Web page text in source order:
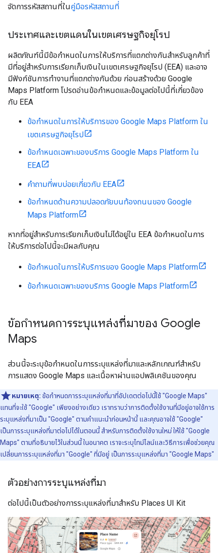
จัดการรหัสสถานที่ในคู่มือรหัสสถานที่
ประเทศและเขตแดนในเขตเศรษฐกิจยุโรป
ผลิตภัณฑ์นี้มีข้อกำหนดในการให้บริการที่แตกต่างกันสำหรับลูกค้าที่
มีที่อยู่สำหรับการเรียกเก็บเงินในเขตเศรษฐกิจยุโรป (EEA) และอาจ
มีฟังก์ชันการทำงานที่แตกต่างกันด้วย ก่อนสร้างด้วย Google
Maps Platform โปรดอ่านข้อกำหนดและข้อมูลต่อไปนี้ที่เกี่ยวข้อง
กับ EEA
ข้อกำหนดในการให้บริการของ Google Maps Platform ใน
เขตเศรษฐกิจยุโรป
ข้อกำหนดเฉพาะของบริการ Google Maps Platform ใน
EEA
คำถามที่พบบ่อยเกี่ยวกับ EEA
ข้อกำหนดด้านความปลอดภัยบนท้องถนนของ Google
Maps Platform
หากที่อยู่สำหรับการเรียกเก็บเงินไม่ได้อยู่ใน EEA ข้อกำหนดในการ
ให้บริการต่อไปนี้จะมีผลกับคุณ
ข้อกำหนดในการให้บริการของ Google Maps Platform
ข้อกำหนดเฉพาะของบริการ Google Maps Platform
ข้อกำหนดการระบุแหล่งที่มาของ Google
Maps
ส่วนนี้จะระบุข้อกำหนดในการระบุแหล่งที่มาและหลักเกณฑ์สำหรับ
การแสดง Google Maps และเนื้อหาผ่านแอปพลิเคชันของคุณ
หมายเหตุ: ข้อกำหนดการระบุแหล่งที่มาที่อัปเดตต่อไปนี้ใช้ "Google Maps"
แทนที่จะใช้ "Google" เพียงอย่างเดียว เราทราบว่าการติดตั้งใช้งานที่มีอยู่อาจใช้การ
ระบุแหล่งที่มาเป็น "Google" ตามคำแนะนำก่อนหน้านี้ และคุณอาจใช้ "Google"
เป็นการระบุแหล่งที่มาต่อไปได้ในตอนนี้ สำหรับการติดตั้งใช้งานใหม่ ให้ใช้ "Google
Maps" ตามที่อธิบายไว้ในส่วนนี้ ในอนาคต เราจะระบุไทม์ไลน์และวิธีการเพื่อช่วยคุณ
เปลี่ยนการระบุแหล่งที่มา "Google" ที่มีอยู่ เป็นการระบุแหล่งที่มา "Google Maps"
ตัวอย่างการระบุแหล่งที่มา
ต่อไปนี้เป็นตัวอย่างการระบุแหล่งที่มาสำหรับ Places UI Kit